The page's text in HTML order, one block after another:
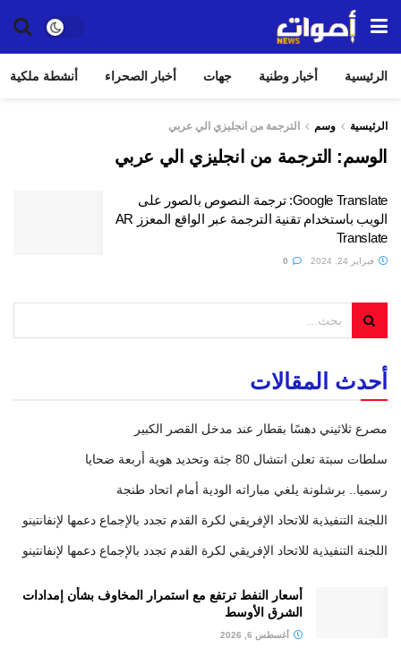
الرئيسية أخبار وطنية جهات أخبار الصحراء أنشطة ملكية
الرئيسية وسم الترجمة من انجليزي الي عربي
الوسم: الترجمة من انجليزي الي عربي
Google Translate: ترجمة النصوص بالصور على
الويب باستخدام تقنية الترجمة عبر الواقع المعزز AR
Translate
فبراير 24, 2024
أحدث المقالات
مصرع ثلاثيني دهسًا بقطار عند مدخل القصر الكبير
سلطات سبتة تعلن انتشال 80 جثة وتحديد هوية أربعة ضحايا
رسميا.. برشلونة يلغي مباراته الودية أمام اتحاد طنجة
اللجنة التنفيذية للاتحاد الإفريقي لكرة القدم تجدد بالإجماع دعمها لإنفانتينو
اللجنة التنفيذية للاتحاد الإفريقي لكرة القدم تجدد بالإجماع دعمها لإنفانتينو
أسعار النفط ترتفع مع استمرار المخاوف بشأن إمدادات
الشرق الأوسط
أغسطس 6, 2026